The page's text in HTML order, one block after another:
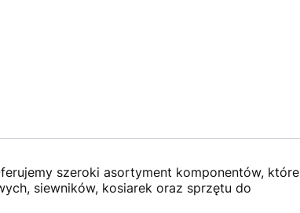
szeroki asortyment komponentów, które
siewników, kosiarek oraz sprzętu do